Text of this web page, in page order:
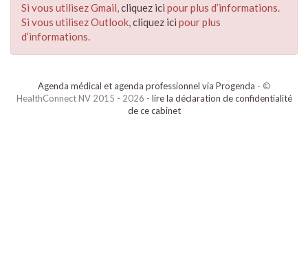
Si vous utilisez Gmail,cliquez ici pour plus d’informations.
Si vous utilisez Outlook,cliquez ici pour plus
d’informations.
Agenda médical et agenda professionnel via Progenda - ©
HealthConnect NV 2015 - 2026 - lire la déclaration de confidentialité
de ce cabinet